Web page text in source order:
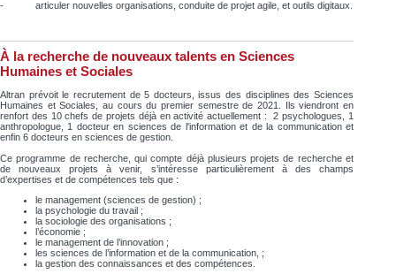
- articuler nouvelles organisations, conduite de projet agile, et outils digitaux.
À la recherche de nouveaux talents en Sciences
Humaines et Sociales
Altran prévoit le recrutement de 5 docteurs, issus des disciplines des Sciences
Humaines et Sociales, au cours du premier semestre de 2021. Ils viendront en
renfort des 10 chefs de projets déjà en activité actuellement : 2 psychologues, 1
anthropologue, 1 docteur en sciences de l'information et de la communication et
enfin 6 docteurs en sciences de gestion.
Ce programme de recherche, qui compte déjà plusieurs projets de recherche et
de nouveaux projets à venir, s’intéresse particulièrement à des champs
d’expertises et de compétences tels que :
le management (sciences de gestion) ;
la psychologie du travail ;
la sociologie des organisations ;
l’économie ;
le management de l’innovation ;
les sciences de l’information et de la communication, ;
la gestion des connaissances et des compétences.